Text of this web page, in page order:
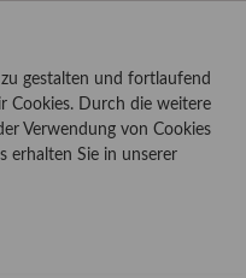
gestalten und fortlaufend
Cookies. Durch die weitere
Verwendung von Cookies
erhalten Sie in unserer